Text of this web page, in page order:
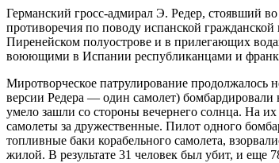
Германский гросс-адмирал Э. Редер, стоявший
противоречия по поводу испанской
Пиренейском полуострове и в прилегающих
воюющими в Испании республиканцами и
Миротворческое патрулирование
версии Редера — один самолет)
умело зашли со стороны вечернего солнца. На
самолеты за дружественные. Пилот одного
топливные баки корабельного самолета,
жилой. В результате 31 человек был убит, и еще